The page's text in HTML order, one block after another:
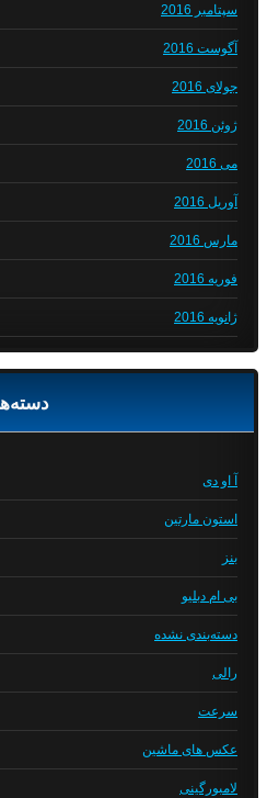
سپتامبر 2016
آگوست 2016
جولای 2016
ژوئن 2016
می 2016
آوریل 2016
مارس 2016
فوریه 2016
ژانویه 2016
آ او دی
استون مارتین
بنز
بی ام دبلیو
دسته‌بندی نشده
رالی
سرعت
عکس های ماشین
لامبورگینی